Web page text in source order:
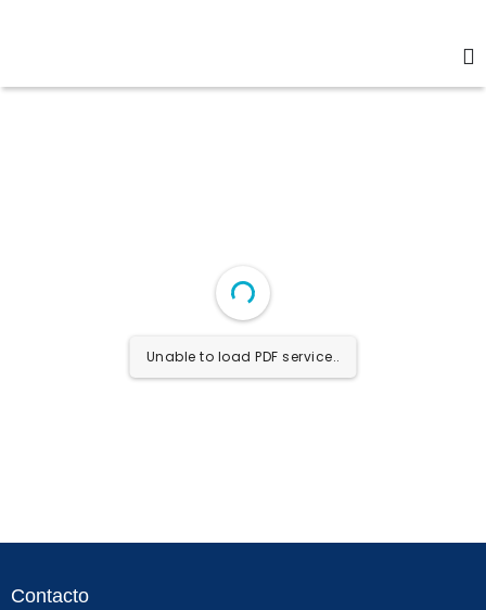
Unable to load PDF service..
Contacto